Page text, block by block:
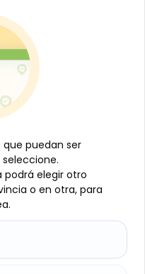
limón, 408 g (12
puedan ser
podrá elegir otro
o en otra, para
puedan ser
podrá elegir otro
o en otra, para